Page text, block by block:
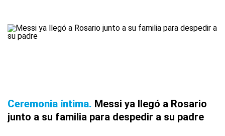
Ceremonia íntima Messi ya llegó a Rosario
junto a su familia para despedir a su padre